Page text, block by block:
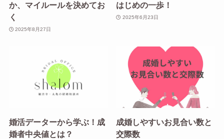
か、マイルールを決めてお
く
2025年8月27日
はじめの一歩！
2025年6月23日
婚活データーから学ぶ！成
婚者中央値とは？
成婚しやすいお見合い数と
交際数